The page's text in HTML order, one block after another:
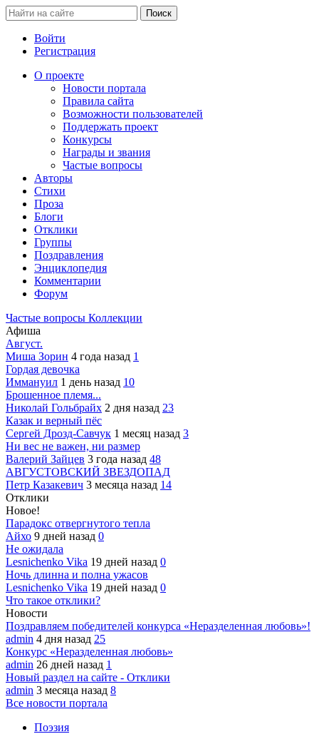
Войти
Регистрация
О проекте
Новости портала
Правила сайта
Возможности пользователей
Поддержать проект
Конкурсы
Награды и звания
Частые вопросы
Авторы
Стихи
Проза
Блоги
Отклики
Группы
Поздравления
Энциклопедия
Комментарии
Форум
Частые вопросы Коллекции
Афиша
Август.
Миша Зорин 4 года назад 1
Гордая девочка
Иммануил 1 день назад 10
Брошенное племя...
Николай Гольбрайх 2 дня назад 23
Казак и верный пёс
Сергей Дрозд-Савчук 1 месяц назад 3
Ни вес не важен, ни размер
Валерий Зайцев 3 года назад 48
АВГУСТОВСКИЙ ЗВЕЗДОПАД
Петр Казакевич 3 месяца назад 14
Отклики
Новое!
Парадокс отвергнутого тепла
Айхо 9 дней назад 0
Не ожидала
Lesnichenko Vika 19 дней назад 0
Ночь длинна и полна ужасов
Lesnichenko Vika 19 дней назад 0
Что такое отклики?
Новости
Поздравляем победителей конкурса «Неразделенная любовь»!
admin 4 дня назад 25
Конкурс «Неразделенная любовь»
admin 26 дней назад 1
Новый раздел на сайте - Отклики
admin 3 месяца назад 8
Все новости портала
Поэзия